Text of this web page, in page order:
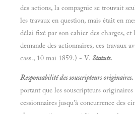
des actions, la compagnie se trouvait
les travaux en question, mais était en
délai fixé par son cahier des charges,
demande des actionnaires, ces travaux
cass., 10 mai 1859.) - V. Statuts.
Responsabilité des souscripteurs originaires.
portant que les souscripteurs
cessionnaires jusqu'à concurrence des